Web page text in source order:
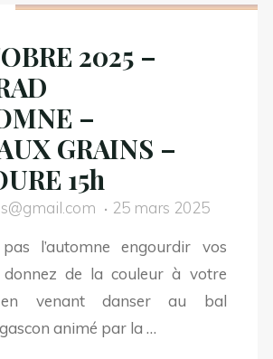
NOVEMBRE
–
BAL TRAD
D’AUTOMNE –
HALE AUX GRAINS –
LECTOURE
15h
ANNULATION"
2025 –
–
GRAINS –
15h
25 mars 2025
l’automne engourdir vos
de la couleur à votre
en venant danser au bal
animé par la …